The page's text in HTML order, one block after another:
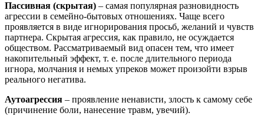
Пассивная (скрытая) – самая популярная разновидность
агрессии в семейно-бытовых отношениях. Чаще всего
проявляется в виде игнорирования просьб, желаний и чувств
партнера. Скрытая агрессия, как правило, не осуждается
обществом. Рассматриваемый вид опасен тем, что имеет
накопительный эффект, т. е. после длительного периода
игнора, молчания и немых упреков может произойти взрыв
реального негатива.
Аутоагрессия – проявление ненависти, злость к самому себе
(причинение боли, нанесение травм, увечий).